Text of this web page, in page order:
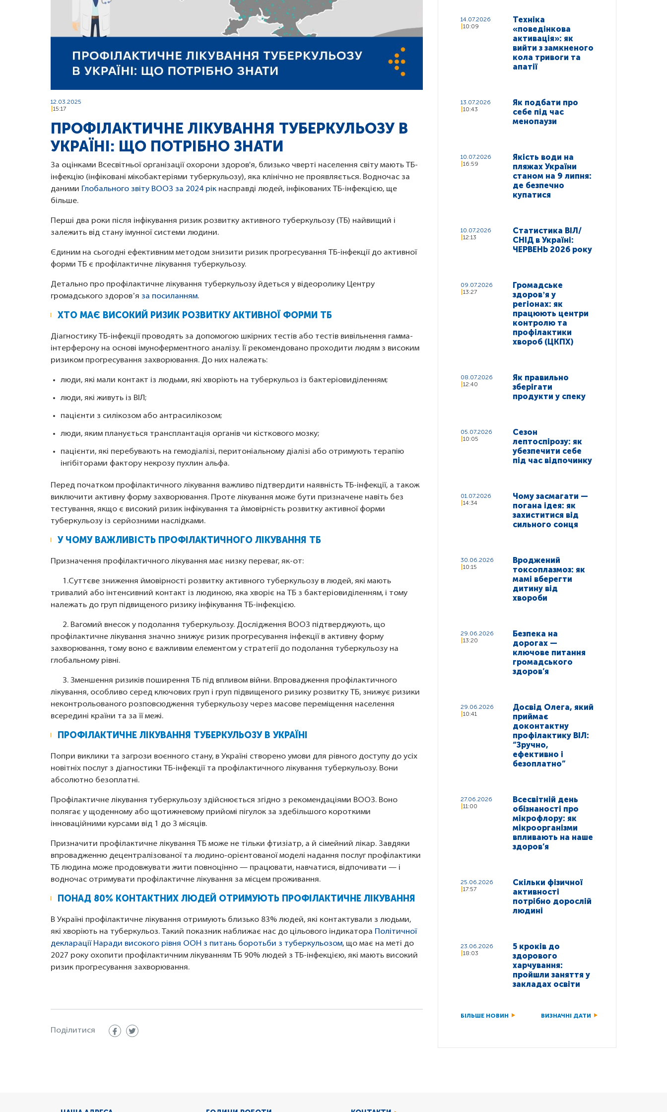
12.03.2025
15:17
ПРОФІЛАКТИЧНЕ ЛІКУВАННЯ ТУБЕРКУЛЬОЗУ В
УКРАЇНІ: ЩО ПОТРІБНО ЗНАТИ
За оцінками Всесвітньої організації охорони здоров'я, близько чверті населення світу мають ТБ-
інфекцію (інфіковані мікобактеріями туберкульозу), яка клінічно не проявляється. Водночас за
даними Глобального звіту ВООЗ за 2024 рік насправді людей, інфікованих ТБ-інфекцією, ще
більше.
Перші два роки після інфікування ризик розвитку активного туберкульозу (ТБ) найвищий і
залежить від стану імунної системи людини.
Єдиним на сьогодні ефективним методом знизити ризик прогресування ТБ-інфекції до активної
форми ТБ є профілактичне лікування туберкульозу.
Детально про профілактичне лікування туберкульозу йдеться у відеоролику Центру
громадського здоровʼя за посиланням.
ХТО МАЄ ВИСОКИЙ РИЗИК РОЗВИТКУ АКТИВНОЇ ФОРМИ ТБ
Діагностику ТБ-інфекції проводять за допомогою шкірних тестів або тестів вивільнення гамма-
інтерферону на основі імуноферментного аналізу. Її рекомендовано проходити людям з високим
ризиком прогресування захворювання. До них належать:
люди, які мали контакт із людьми, які хворіють на туберкульоз із бактеріовиділенням;
люди, які живуть із ВІЛ;
пацієнти з силікозом або антрасилікозом;
люди, яким планується трансплантація органів чи кісткового мозку;
пацієнти, які перебувають на гемодіалізі, перитоніальному діалізі або отримують терапію
інгібіторами фактору некрозу пухлин альфа.
Перед початком профілактичного лікування важливо підтвердити наявність ТБ-інфекції, а також
виключити активну форму захворювання. Проте лікування може бути призначене навіть без
тестування, якщо є високий ризик інфікування та ймовірність розвитку активної форми
туберкульозу із серйозними наслідками.
У ЧОМУ ВАЖЛИВІСТЬ ПРОФІЛАКТИЧНОГО ЛІКУВАННЯ ТБ
Призначення профілактичного лікування має низку переваг, як-от:
1.Суттєве зниження ймовірності розвитку активного туберкульозу в людей, які мають
тривалий або інтенсивний контакт із людиною, яка хворіє на ТБ з бактеріовиділенням, і тому
належать до груп підвищеного ризику інфікування ТБ-інфекцією.
2. Вагомий внесок у подолання туберкульозу. Дослідження ВООЗ підтверджують, що
профілактичне лікування значно знижує ризик прогресування інфекції в активну форму
захворювання, тому воно є важливим елементом у стратегії до подолання туберкульозу на
глобальному рівні.
3. Зменшення ризиків поширення ТБ під впливом війни. Впровадження профілактичного
лікування, особливо серед ключових груп і груп підвищеного ризику розвитку ТБ, знижує ризики
неконтрольованого розповсюдження туберкульозу через масове переміщення населення
всередині країни та за її межі.
ПРОФІЛАКТИЧНЕ ЛІКУВАННЯ ТУБЕРКУЛЬОЗУ В УКРАЇНІ
Попри виклики та загрози воєнного стану, в Україні створено умови для рівного доступу до усіх
новітніх послуг з діагностики ТБ-інфекції та профілактичного лікування туберкульозу. Вони
абсолютно безоплатні.
Профілактичне лікування туберкульозу здійснюється згідно з рекомендаціями ВООЗ. Воно
полягає у щоденному або щотижневому прийомі пігулок за здебільшого короткими
інноваційними курсами від 1 до 3 місяців.
Призначити профілактичне лікування ТБ може не тільки фтизіатр, а й сімейний лікар. Завдяки
впровадженню децентралізованої та людино-орієнтованої моделі надання послуг профілактики
ТБ людина може продовжувати жити повноцінно — працювати, навчатися, відпочивати — і
водночас отримувати профілактичне лікування за місцем проживання.
ПОНАД 80% КОНТАКТНИХ ЛЮДЕЙ ОТРИМУЮТЬ ПРОФІЛАКТИЧНЕ ЛІКУВАННЯ
В Україні профілактичне лікування отримують близько 83% людей, які контактували з людьми,
які хворіють на туберкульоз. Такий показник наближає нас до цільового індикатора Політичної
декларації Наради високого рівня ООН з питань боротьби з туберкульозом, що має на меті до
2027 року охопити профілактичним лікуванням ТБ 90% людей з ТБ-інфекцією, які мають високий
ризик прогресування захворювання.
Поділитися
14.07.2026
10:09
Техніка
«поведінкова
активація»: як
вийти з замкненого
кола тривоги та
апатії
13.07.2026
10:43
Як подбати про
себе під час
менопаузи
10.07.2026
16:59
Якість води на
пляжах України
станом на 9 липня:
де безпечно
купатися
10.07.2026
12:13
Статистика ВІЛ/
СНІД в Україні:
ЧЕРВЕНЬ 2026 року
09.07.2026
13:27
Громадське
здоровʼя у
регіонах: як
працюють центри
контролю та
профілактики
хвороб (ЦКПХ)
08.07.2026
12:40
Як правильно
зберігати
продукти у спеку
05.07.2026
10:05
Сезон
лептоспірозу: як
убезпечити себе
під час відпочинку
01.07.2026
14:34
Чому засмагати —
погана ідея: як
захиститися від
сильного сонця
30.06.2026
10:15
Вроджений
токсоплазмоз: як
мамі вберегти
дитину від
хвороби
29.06.2026
13:20
Безпека на
дорогах —
ключове питання
громадського
здоров’я
29.06.2026
10:41
Досвід Олега, який
приймає
доконтактну
профілактику ВІЛ:
“Зручно,
ефективно і
безоплатно”
27.06.2026
11:00
Всесвітній день
обізнаності про
мікрофлору: як
мікроорганізми
впливають на наше
здоров’я
25.06.2026
17:57
Скільки фізичної
активності
потрібно дорослій
людині
23.06.2026
18:03
5 кроків до
здорового
харчування:
пройшли заняття у
закладах освіти
БІЛЬШЕ НОВИН ВИЗНАЧНІ ДАТИ